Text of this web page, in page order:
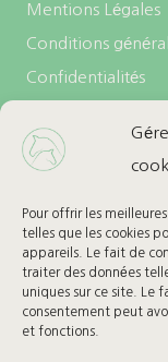
Pour offrir les
telles que les cookies
appareils. Le fait de
traiter des données
uniques sur ce site. Le
consentement peut
et fonctions.
Mentions Légales
Conditions
Confidentialités
LES + DE L’ECURIE
Carte cadeau
Ma Wishlist
BESOIN D’AIDE